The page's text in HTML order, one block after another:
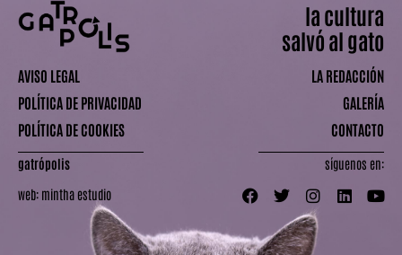
AVISO LEGAL
POLÍTICA DE PRIVACIDAD
POLÍTICA DE COOKIES
gatrópolis
web: mintha estudio
la cultura
salvó al gato
LA REDACCIÓN
GALERÍA
CONTACTO
síguenos en: